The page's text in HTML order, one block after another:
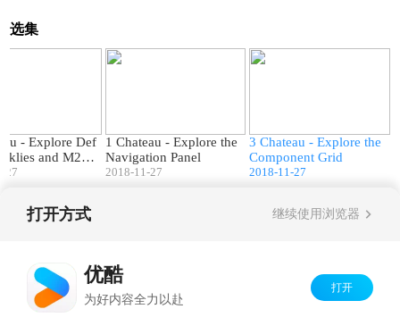
选集
- Explore Def
and M21
27
1 Chateau - Explore the
Navigation Panel
2018-11-27
3 Chateau - Explore the
Component Grid
2018-11-27
打开方式 继续使用浏览器
优酷
为好内容全力以赴
打开